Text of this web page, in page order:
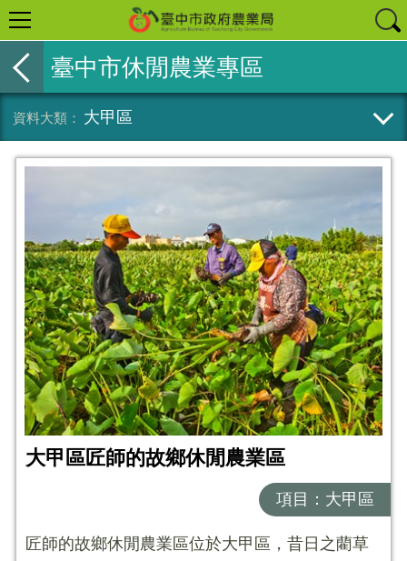
臺中市休閒農業專區
大甲區
大甲區匠師的故鄉休閒農業區
項目：大甲區
匠師的故鄉休閒農業區位於大甲區，昔日之藺草